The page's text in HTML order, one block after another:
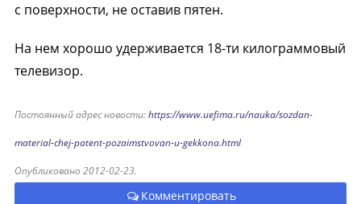
с поверхности, не оставив пятен.
На нем хорошо удерживается 18-ти килограммовый
телевизор.
Постоянный адрес новости:https://www.uefima.ru/nauka/sozdan-
material-chej-patent-pozaimstvovan-u-gekkona.html
Опубликовано 2012-02-23.
Комментировать